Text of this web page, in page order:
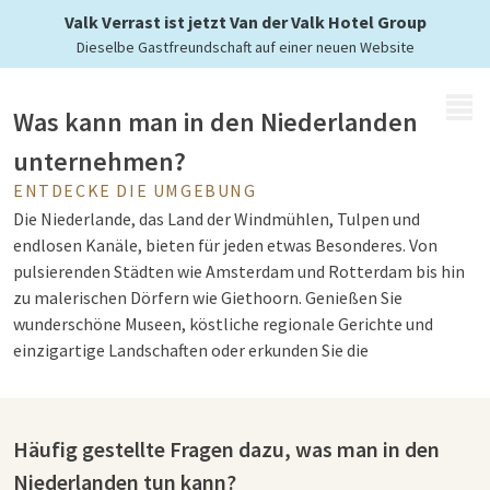
Valk Verrast ist jetzt Van der Valk Hotel Group
Dieselbe Gastfreundschaft auf einer neuen Website
Was kann man in den Niederlanden
unternehmen?
ENTDECKE DIE UMGEBUNG
Die Niederlande, das Land der Windmühlen, Tulpen und
endlosen Kanäle, bieten für jeden etwas Besonderes. Von
pulsierenden Städten wie Amsterdam und Rotterdam bis hin
zu malerischen Dörfern wie Giethoorn. Genießen Sie
wunderschöne Museen, köstliche regionale Gerichte und
einzigartige Landschaften oder erkunden Sie die
Häufig gestellte Fragen dazu, was man in den
Niederlanden tun kann?